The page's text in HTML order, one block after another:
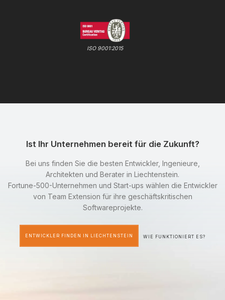
ISO 9001:2015
Ist Ihr Unternehmen bereit für die Zukunft?
Bei uns finden Sie die besten Entwickler, Ingenieure,
Architekten und Berater in Liechtenstein.
Fortune-500-Unternehmen und Start-ups wählen die Entwickler
von Team Extension für ihre geschäftskritischen
Softwareprojekte.
ENTWICKLER FINDEN IN LIECHTENSTEIN WIE FUNKTIONIERT ES?